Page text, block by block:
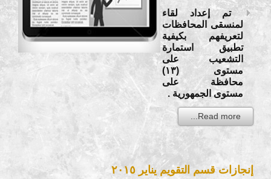
تم إعداد لقاء
لمنسقى المحافظات
لتعريفهم بكيفية
تطبيق استمارة
التشعيب على
مستوى (١٣)
محافظة على
مستوى الجمهورية .
Read more...
إنجازات قسم التقويم يناير ٢٠١٥